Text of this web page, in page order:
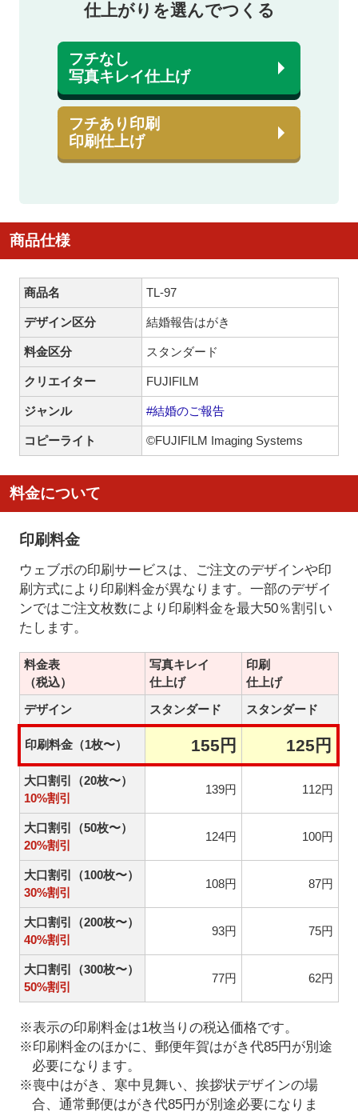
仕上がりを選んでつくる
フチなし
写真キレイ仕上げ
フチあり印刷
印刷仕上げ
商品仕様
商品名 TL-97
デザイン区分 結婚報告はがき
料金区分 スタンダード
クリエイター FUJIFILM
ジャンル #結婚のご報告
コピーライト ©FUJIFILM Imaging Systems
料金について
印刷料金
ウェブポの印刷サービスは、ご注文のデザインや印
刷方式により印刷料金が異なります。一部のデザイ
ンではご注文枚数により印刷料金を最大50％割引い
たします。
料金表
（税込）
写真キレイ
仕上げ
印刷
仕上げ
デザイン
スタンダード スタンダード
印刷料金（1枚〜） 155円 125円
大口割引（20枚〜）
10%割引
139円 112円
大口割引（50枚〜）
20%割引
124円 100円
大口割引（100枚〜）
30%割引
108円 87円
大口割引（200枚〜）
40%割引
93円 75円
大口割引（300枚〜）
50%割引
77円 62円
※表示の印刷料金は1枚当りの税込価格です。
※印刷料金のほかに、郵便年賀はがき代85円が別途
必要になります。
※喪中はがき、寒中見舞い、挨拶状デザインの場
合、通常郵便はがき代85円が別途必要になりま